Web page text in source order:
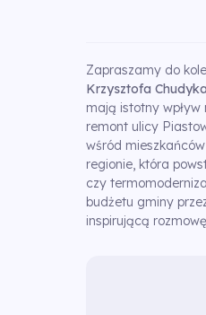
Zapraszamy do
Krzysztofa Chudyka
mają istotny
remont ulicy
wśród
regionie, która
czy
budżetu gminy
inspirującą